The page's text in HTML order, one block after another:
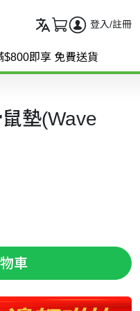
登入/註冊
$800即享 免費送貨
墊(Wave
車